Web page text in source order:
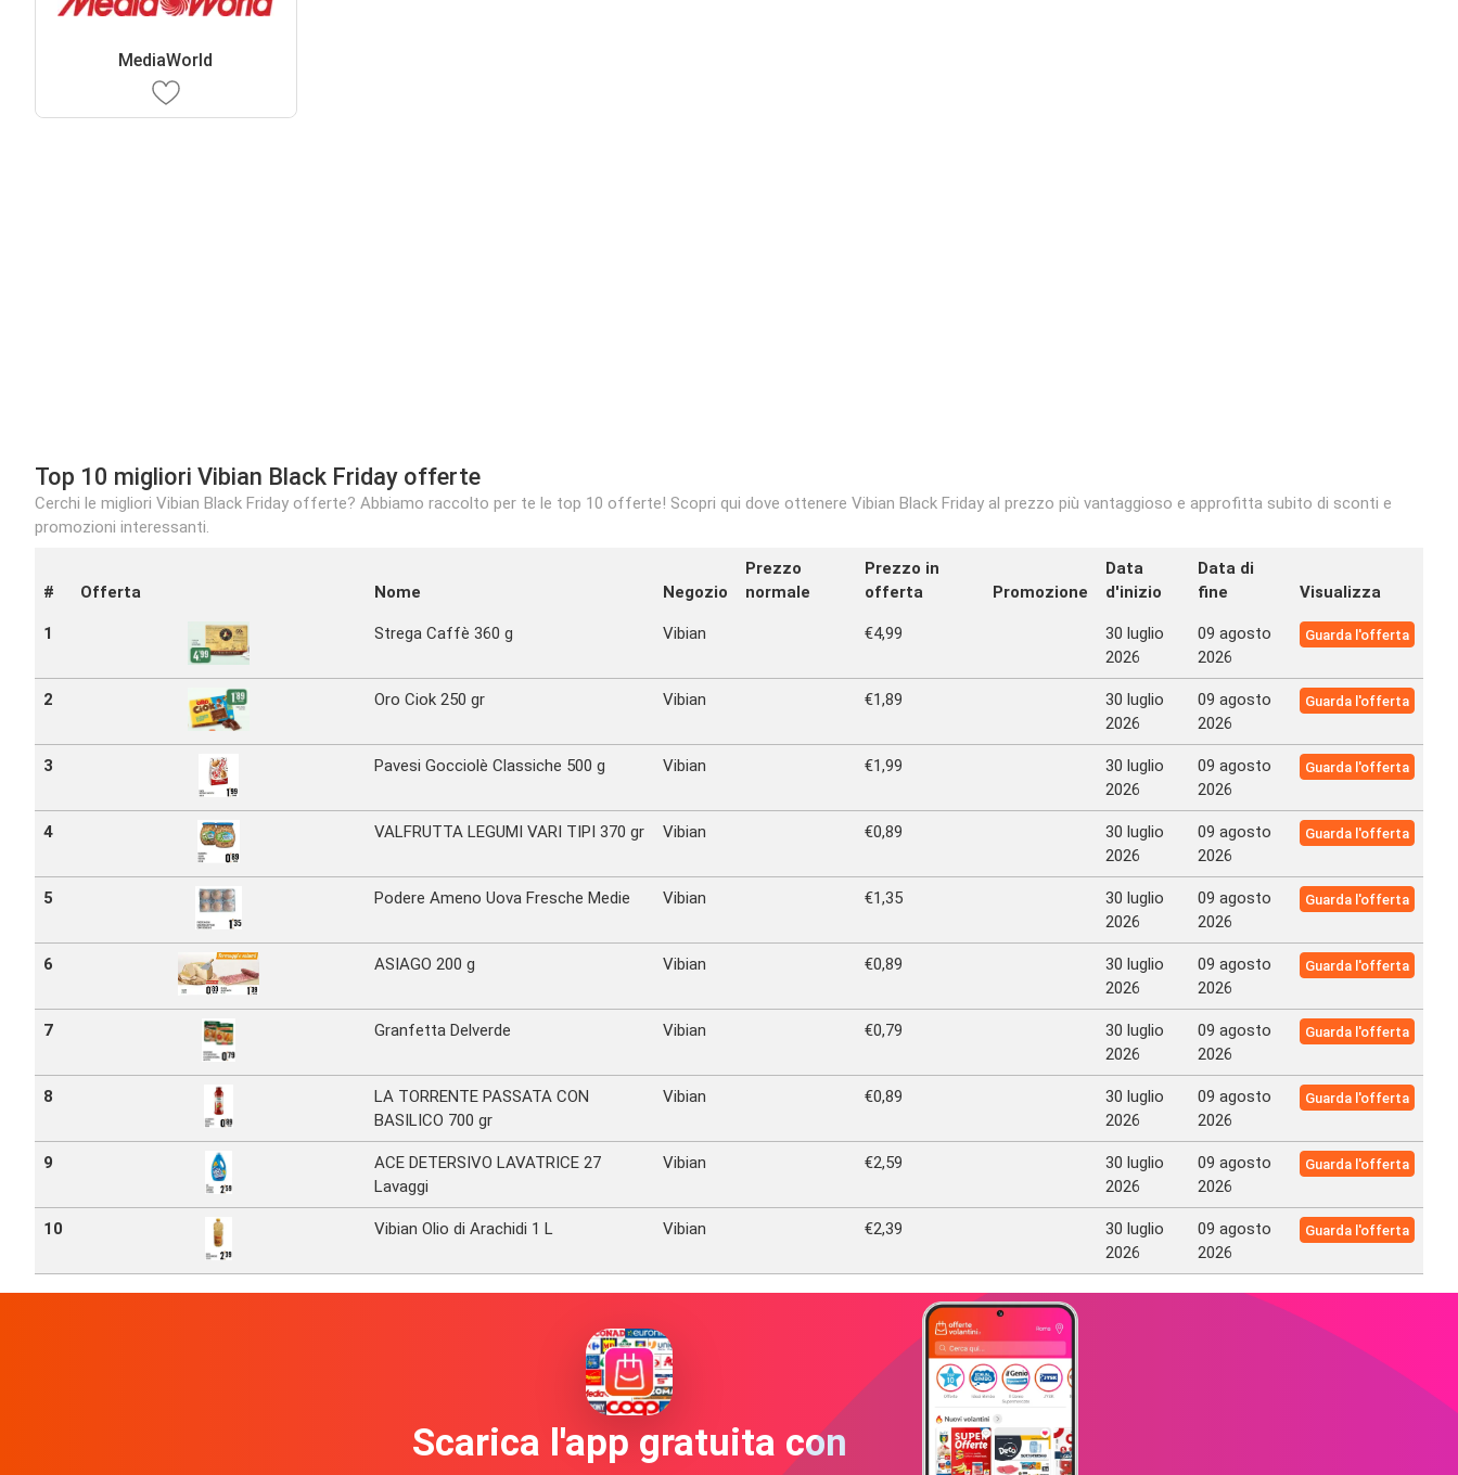
MediaWorld
Top 10 migliori Vibian Black Friday offerte
Cerchi le migliori Vibian Black Friday offerte? Abbiamo raccolto per te le top 10 offerte! Scopri qui dove ottenere Vibian Black Friday al prezzo più vantaggioso e approfitta subito di sconti e
promozioni interessanti.
# Offerta Nome Negozio
Prezzo
normale
Prezzo in
offerta
Promozione
Data
d'inizio
Data di
fine
Visualizza
1 Strega Caffè 360 g Vibian €4,99
30 luglio
2026
09 agosto
2026
Guarda l'offerta
2 Oro Ciok 250 gr Vibian €1,89
30 luglio
2026
09 agosto
2026
Guarda l'offerta
3 Pavesi Gocciolè Classiche 500 g Vibian €1,99
30 luglio
2026
09 agosto
2026
Guarda l'offerta
4 VALFRUTTA LEGUMI VARI TIPI 370 gr Vibian €0,89
30 luglio
2026
09 agosto
2026
Guarda l'offerta
5 Podere Ameno Uova Fresche Medie Vibian €1,35
30 luglio
2026
09 agosto
2026
Guarda l'offerta
6 ASIAGO 200 g Vibian €0,89
30 luglio
2026
09 agosto
2026
Guarda l'offerta
7 Granfetta Delverde Vibian €0,79
30 luglio
2026
09 agosto
2026
Guarda l'offerta
8
LA TORRENTE PASSATA CON
BASILICO 700 gr
Vibian €0,89
30 luglio
2026
09 agosto
2026
Guarda l'offerta
9
ACE DETERSIVO LAVATRICE 27
Lavaggi
Vibian €2,59
30 luglio
2026
09 agosto
2026
Guarda l'offerta
10 Vibian Olio di Arachidi 1 L Vibian €2,39
30 luglio
2026
09 agosto
2026
Guarda l'offerta
Scarica l'app gratuita con